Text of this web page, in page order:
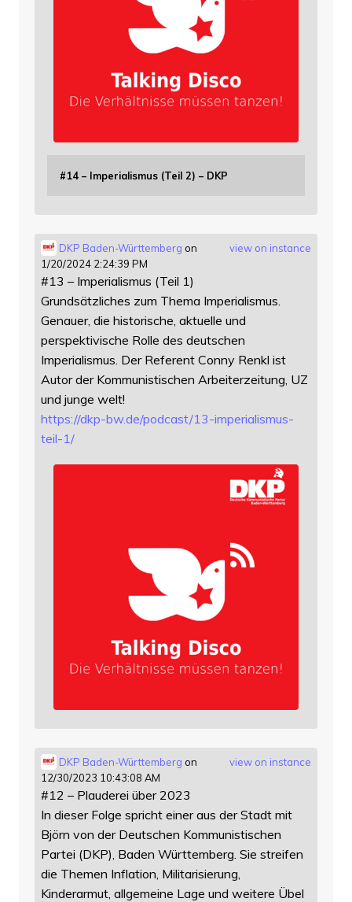
#14 – Imperialismus (Teil 2) – DKP
view on instance
DKP Baden-Württemberg on
1/20/2024 2:24:39 PM
#13 – Imperialismus (Teil 1)
Grundsätzliches zum Thema Imperialismus.
Genauer, die historische, aktuelle und
perspektivische Rolle des deutschen
Imperialismus. Der Referent Conny Renkl ist
Autor der Kommunistischen Arbeiterzeitung, UZ
und junge welt!
https://dkp-bw.de/podcast/13-imperialismus-
teil-1/
view on instance
DKP Baden-Württemberg on
12/30/2023 10:43:08 AM
#12 – Plauderei über 2023
In dieser Folge spricht einer aus der Stadt mit
Björn von der Deutschen Kommunistischen
Partei (DKP), Baden Württemberg. Sie streifen
die Themen Inflation, Militarisierung,
Kinderarmut, allgemeine Lage und weitere Übel